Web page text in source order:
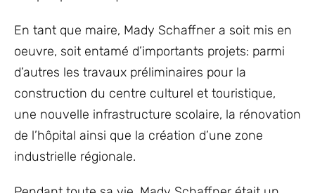
En tant que maire, Mady Schaffner a soit mis en
oeuvre, soit entamé d’importants projets: parmi
d’autres les travaux préliminaires pour la
construction du centre culturel et touristique,
une nouvelle infrastructure scolaire, la rénovation
de l’hôpital ainsi que la création d’une zone
industrielle régionale.